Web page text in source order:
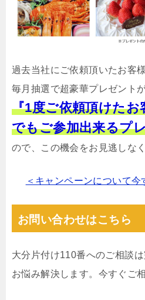
過去当社にご依頼頂いたお客
毎月抽選で超豪華プレゼント
『1度ご依頼頂けたお
でもご参加出来るプ
ので、この機会をお見逃しなく
＜キャンペーンについて今
お問い合わせはこちら
大分片付け110番へのご相談
お悩み解決します。今すぐご